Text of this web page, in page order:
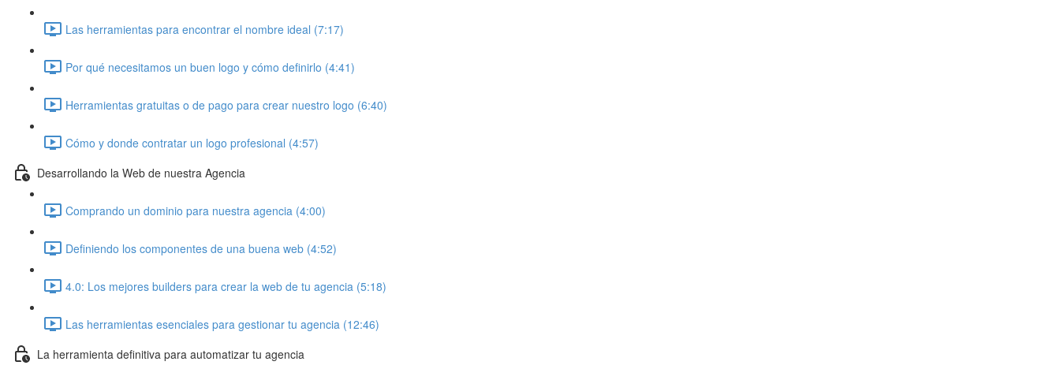
Las herramientas para encontrar el nombre ideal (7:17)
Por qué necesitamos un buen logo y cómo definirlo (4:41)
Herramientas gratuitas o de pago para crear nuestro logo (6:40)
Cómo y donde contratar un logo profesional (4:57)
Desarrollando la Web de nuestra Agencia
Comprando un dominio para nuestra agencia (4:00)
Definiendo los componentes de una buena web (4:52)
4.0: Los mejores builders para crear la web de tu agencia (5:18)
Las herramientas esenciales para gestionar tu agencia (12:46)
La herramienta definitiva para automatizar tu agencia